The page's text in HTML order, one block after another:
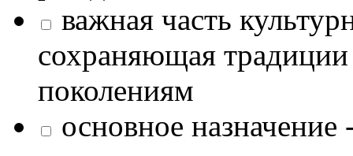
важная часть
сохраняющая
поколениям
основное назначение